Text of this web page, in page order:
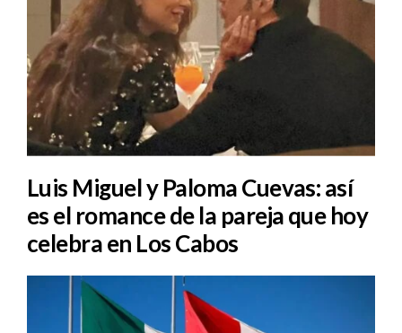
Luis Miguel y Paloma Cuevas: así
es el romance de la pareja que hoy
celebra en Los Cabos